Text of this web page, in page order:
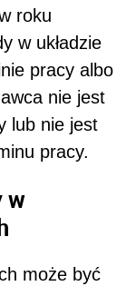
roku
w układzie
pracy albo
nie jest
lub nie jest
pracy.
w
może być